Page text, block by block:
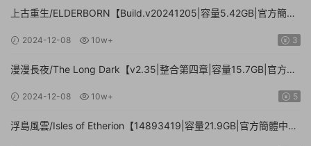
上古重生/ELDERBORN【Build.v20241205|容量5.42GB|官方簡體
2024-12-08 10w+ 3
漫漫長夜/The Long Dark【v2.35|整合第四章|容量15.7GB|官方簡
2024-12-08 10w+ 5
浮島風雲/Isles of Etherion【14893419|容量21.9GB|官方簡體中